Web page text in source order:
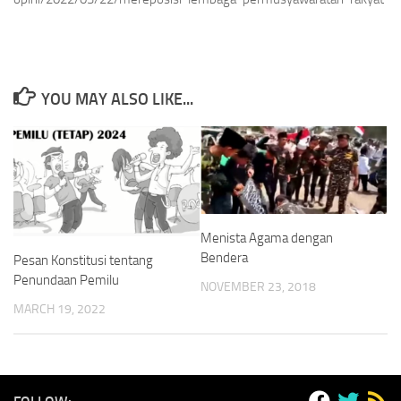
YOU MAY ALSO LIKE...
Pesan Konstitusi tentang
Penundaan Pemilu
MARCH 19, 2022
Menista Agama dengan
Bendera
NOVEMBER 23, 2018